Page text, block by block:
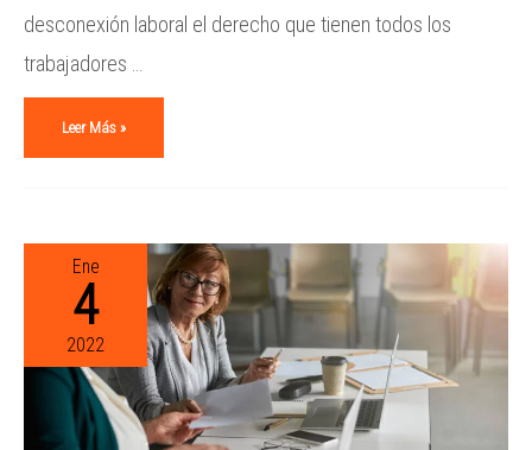
desconexión laboral el derecho que tienen todos los
trabajadores …
Leer Más »
Ene
4
2022